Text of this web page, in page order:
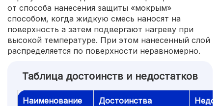
от способа нанесения защиты «мокрым»
способом, когда жидкую смесь наносят на
поверхность а затем подвергают нагреву при
высокой температуре. При этом нанесенный слой
распределяется по поверхности неравномерно.
Таблица достоинств и недостатков
Наименование Достоинства